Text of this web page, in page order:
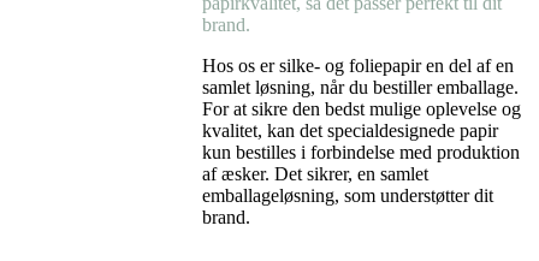
brand.
Hos os er silke- og foliepapir en del af en
samlet løsning, når du bestiller emballage.
For at sikre den bedst mulige oplevelse og
kvalitet, kan det specialdesignede papir
kun bestilles i forbindelse med produktion
af æsker. Det sikrer, en samlet
emballageløsning, som understøtter dit
brand.